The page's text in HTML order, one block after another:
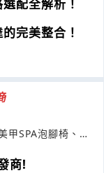
配全解析！
完美整合！
甲SPA泡腳椅、泡
商!